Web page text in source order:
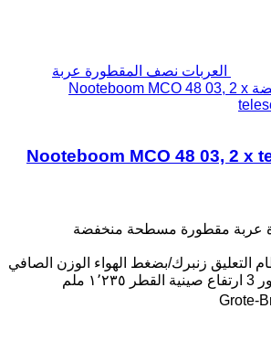
العربات نصف المقطورة عربة
مقطورة مسطحة منخفضة Nooteboom MCO 48 03, 2 x
Nooteboom MCO 48 03, 2 x
عربة مقطورة مسطحة منخفضة
التعليق زنبرك/بضغط الهواء الوزن الصافي
3 ارتفاع صينية القطر ١٬٢٣٥ ملم